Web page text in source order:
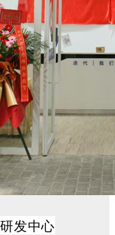
发中心